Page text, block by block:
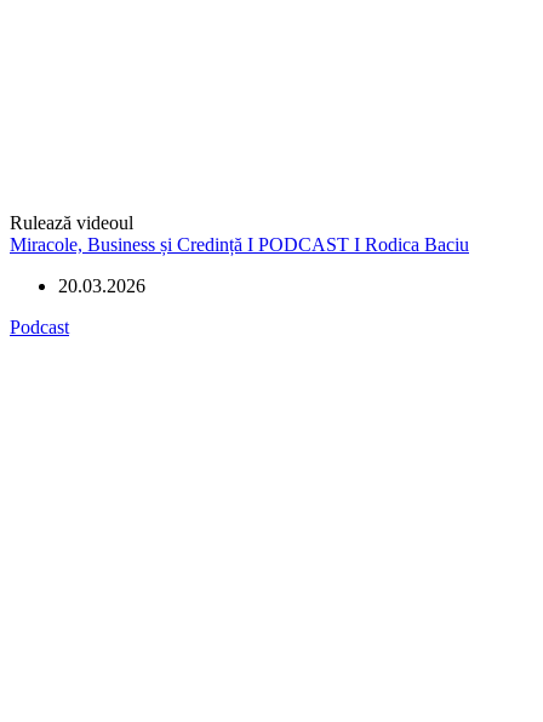
Rulează videoul
Miracole, Business și Credință I PODCAST I Rodica Baciu
20.03.2026
Podcast